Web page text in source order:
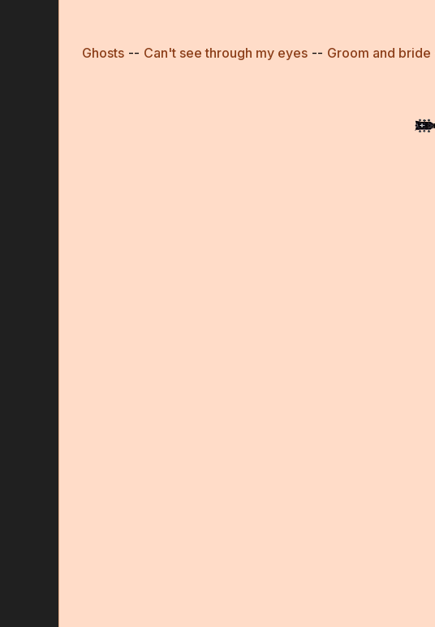
Ghosts -- Can't see through my eyes -- Groom and bride